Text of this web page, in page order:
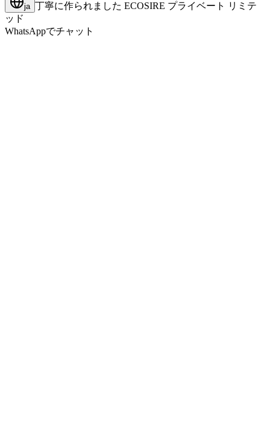
ja 丁寧に作られました ECOSIRE プライベート リミテ
ッド
WhatsAppでチャット